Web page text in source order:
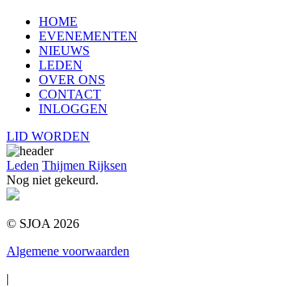
HOME
EVENEMENTEN
NIEUWS
LEDEN
OVER ONS
CONTACT
INLOGGEN
LID WORDEN
Leden Thijmen Rijksen
Nog niet gekeurd.
© SJOA 2026
Algemene voorwaarden
|